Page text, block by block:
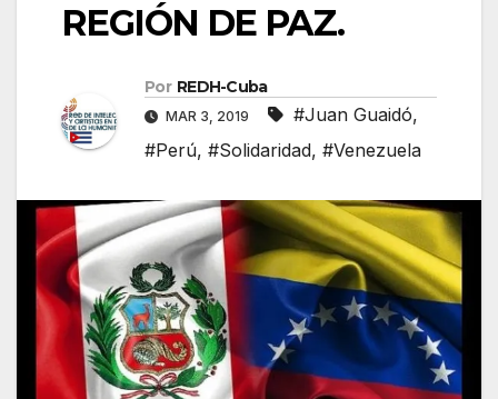
REGIÓN DE PAZ.
Por REDH-Cuba
MAR 3, 2019 #Juan Guaidó,
#Perú, #Solidaridad, #Venezuela